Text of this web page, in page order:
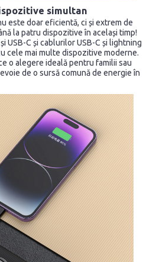
simultan
este doar eficientă, ci și extrem de
la patru dispozitive în același timp!
USB-C și cablurilor USB-C și lightning
cele mai multe dispozitive moderne.
o alegere ideală pentru familii sau
de o sursă comună de energie în